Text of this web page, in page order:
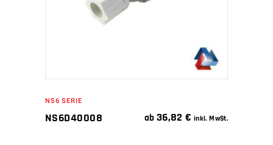
NS6 SERIE
NS6D40008 ab 36,82€ inkl. MwSt.